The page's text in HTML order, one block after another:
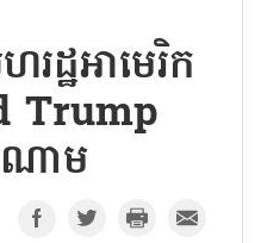
ដ្ឋអាមេរិក
Trump
ណាម